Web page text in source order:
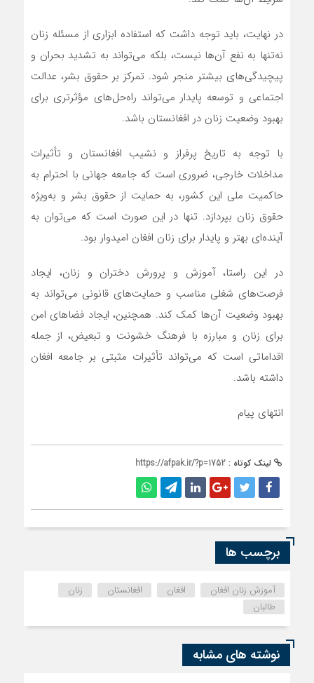
در نهایت، باید توجه داشت که استفاده ابزاری از مسئله زنان
نه‌تنها به نفع آن‌ها نیست، بلکه می‌تواند به تشدید بحران و
پیچیدگی‌های بیشتر منجر شود. تمرکز بر حقوق بشر، عدالت
اجتماعی و توسعه پایدار می‌تواند راه‌حل‌های مؤثرتری برای
بهبود وضعیت زنان در افغانستان باشد.
با توجه به تاریخ پرفراز و نشیب افغانستان و تأثیرات
مداخلات خارجی، ضروری است که جامعه جهانی با احترام به
حاکمیت ملی این کشور، به حمایت از حقوق بشر و به‌ویژه
حقوق زنان بپردازد. تنها در این صورت است که می‌توان به
آینده‌ای بهتر و پایدار برای زنان افغان امیدوار بود.
در این راستا، آموزش و پرورش دختران و زنان، ایجاد
فرصت‌های شغلی مناسب و حمایت‌های قانونی می‌تواند به
بهبود وضعیت آن‌ها کمک کند. همچنین، ایجاد فضاهای امن
برای زنان و مبارزه با فرهنگ خشونت و تبعیض، از جمله
اقداماتی است که می‌تواند تأثیرات مثبتی بر جامعه افغان
داشته باشد.
انتهای پیام
لینک کوتاه : https://afpak.ir/?p=1752
برچسب ها
آموزش زنان افغان افغان افغانستان
زنان
طالبان
نوشته های مشابه